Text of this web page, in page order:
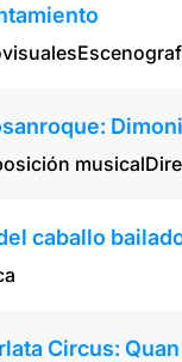
musical
caballo
Circus: